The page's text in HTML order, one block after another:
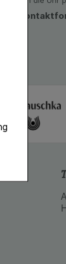
zum